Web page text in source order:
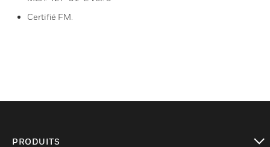
Certifié FM.
PRODUITS